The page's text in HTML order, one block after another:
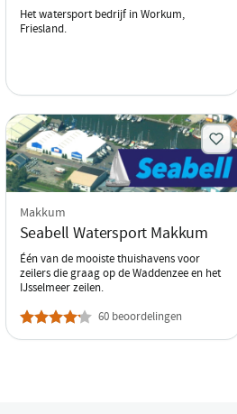
Het watersport bedrijf in Workum,
Friesland.
Makkum
Seabell Watersport Makkum
Één van de mooiste thuishavens voor
zeilers die graag op de Waddenzee en het
IJsselmeer zeilen.
60 beoordelingen